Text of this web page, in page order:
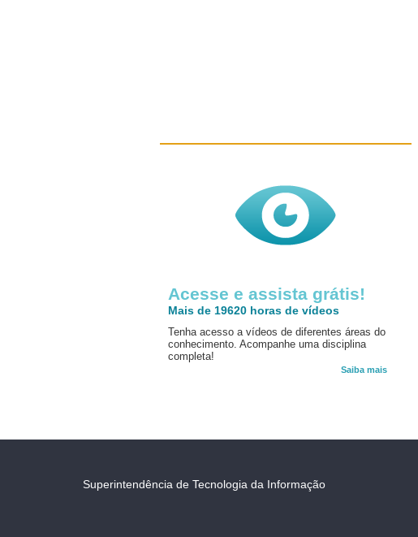
Acesse e assista grátis!
Mais de 19620 horas de vídeos
Tenha acesso a vídeos de diferentes áreas do
conhecimento. Acompanhe uma disciplina
completa!
Saiba mais
Superintendência de Tecnologia da Informação